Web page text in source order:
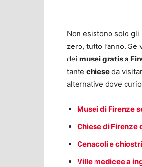
Non esistono solo gli
zero, tutto l’anno. Se
dei musei gratis a
tante chiese da
alternative dove
Musei di Firenze
Chiese di Firenze
Cenacoli e
Ville medicee a